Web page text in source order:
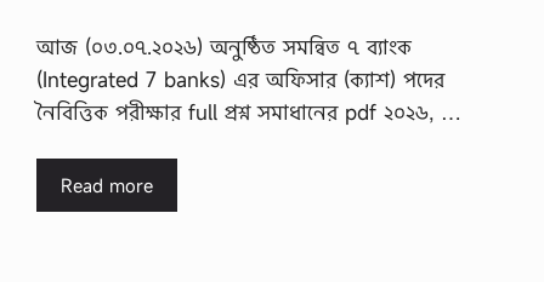
আজ (০৩.০৭.২০২৬) অনুষ্ঠিত সমন্বিত ৭ ব্যাংক
(Integrated 7 banks) এর অফিসার (ক্যাশ) পদের
নৈবিত্তিক পরীক্ষার full প্রশ্ন সমাধানের pdf ২০২৬, …
Read more